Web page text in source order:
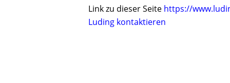
Link zu dieser Seite https://
Luding kontaktieren